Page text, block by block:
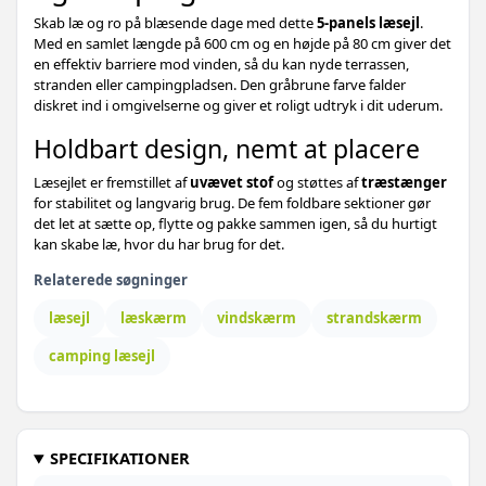
Skab læ og ro på blæsende dage med dette5-panels læsejl .
Med en samlet længde på 600 cm og en højde på 80 cm giver det
en effektiv barriere mod vinden, så du kan nyde terrassen,
stranden eller campingpladsen. Den gråbrune farve falder
diskret ind i omgivelserne og giver et roligt udtryk i dit uderum.
Holdbart design, nemt at placere
Læsejlet er fremstillet afuvævet stofog støttes aftræstænger
for stabilitet og langvarig brug. De fem foldbare sektioner gør
det let at sætte op, flytte og pakke sammen igen, så du hurtigt
kan skabe læ, hvor du har brug for det.
Relaterede søgninger
læsejl
læskærm vindskærm
strandskærm
camping læsejl
SPECIFIKATIONER
Grøn - 600 x 120 cm - 1 stk
648,-
Sandfavet - 400 x 160 cm - 1 stk 619,-
Grå - 800 x 80 cm - 1 stk 639,-
Antracitgrå - 600 x 160 cm - 1 stk
1.014,-
669,-
Sort - 800 x 120 cm - 1 stk
Grøn - 600 x 160 cm - 1 stk
926,-